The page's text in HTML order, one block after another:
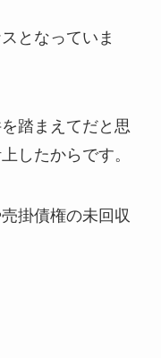
となっていま
踏まえてだと思
したからです。
掛債権の未回収